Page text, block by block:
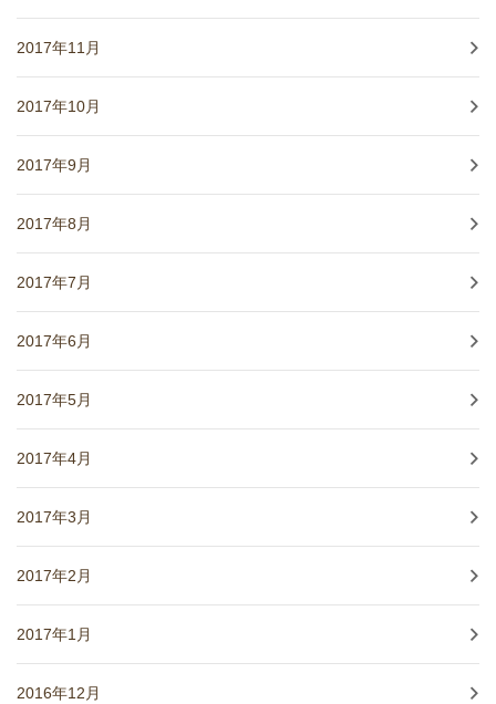
2017年11月
2017年10月
2017年9月
2017年8月
2017年7月
2017年6月
2017年5月
2017年4月
2017年3月
2017年2月
2017年1月
2016年12月